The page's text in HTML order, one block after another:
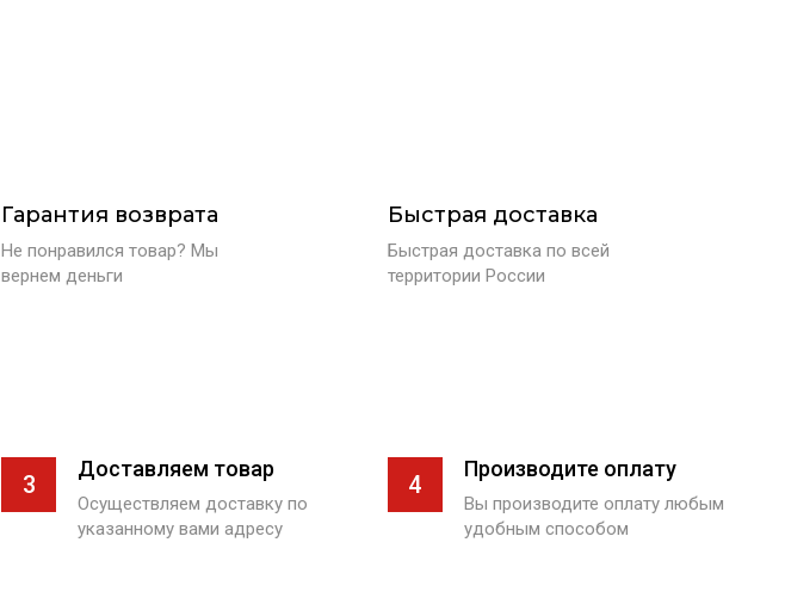
Гарантия возврата
Не понравился товар? Мы
вернем деньги
Быстрая доставка
Быстрая доставка по всей
территории России
3
Доставляем товар
Осуществляем доставку по
указанному вами адресу
4
Производите оплату
Вы производите оплату любым
удобным способом